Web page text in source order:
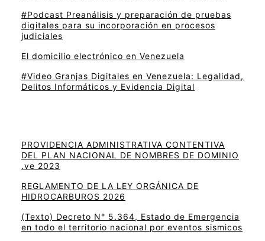
#Podcast Preanálisis y preparación de pruebas
digitales para su incorporación en procesos
judiciales
El domicilio electrónico en Venezuela
#Video Granjas Digitales en Venezuela: Legalidad,
Delitos Informáticos y Evidencia Digital
PROVIDENCIA ADMINISTRATIVA CONTENTIVA
DEL PLAN NACIONAL DE NOMBRES DE DOMINIO
.ve 2023
REGLAMENTO DE LA LEY ORGÁNICA DE
HIDROCARBUROS 2026
(Texto) Decreto N° 5.364, Estado de Emergencia
en todo el territorio nacional por eventos sismicos